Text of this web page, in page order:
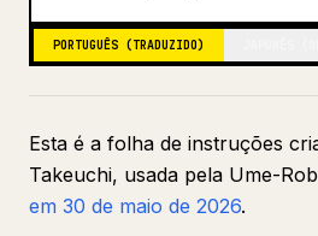
Atualizações
PORTUGUÊS (TRADUZIDO)
Esta é a folha de instruções
Takeuchi, usada pela Ume-
em 30 de maio de 2026.